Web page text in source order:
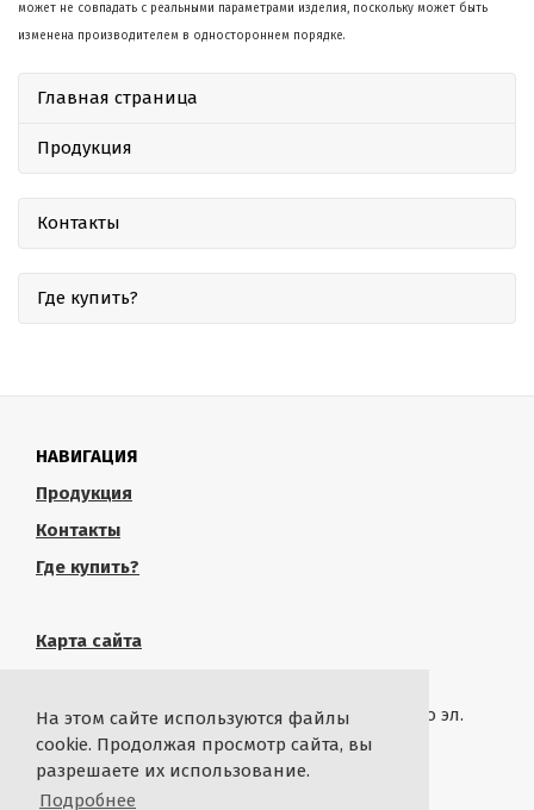
На этом сайте используются файлы
cookie. Продолжая просмотр сайта, вы
разрешаете их использование.
Подробнее
может не совпадать с реальными параметрами изделия, поскольку может быть
изменена производителем в одностороннем порядке.
Главная страница
Продукция
Контакты
Где купить?
НАВИГАЦИЯ
Продукция
Контакты
Где купить?
Карта сайта
Связаться с администрацией сайта можно по эл.
почте rustropy.ru@ya.ru
СТАТИСТИКА